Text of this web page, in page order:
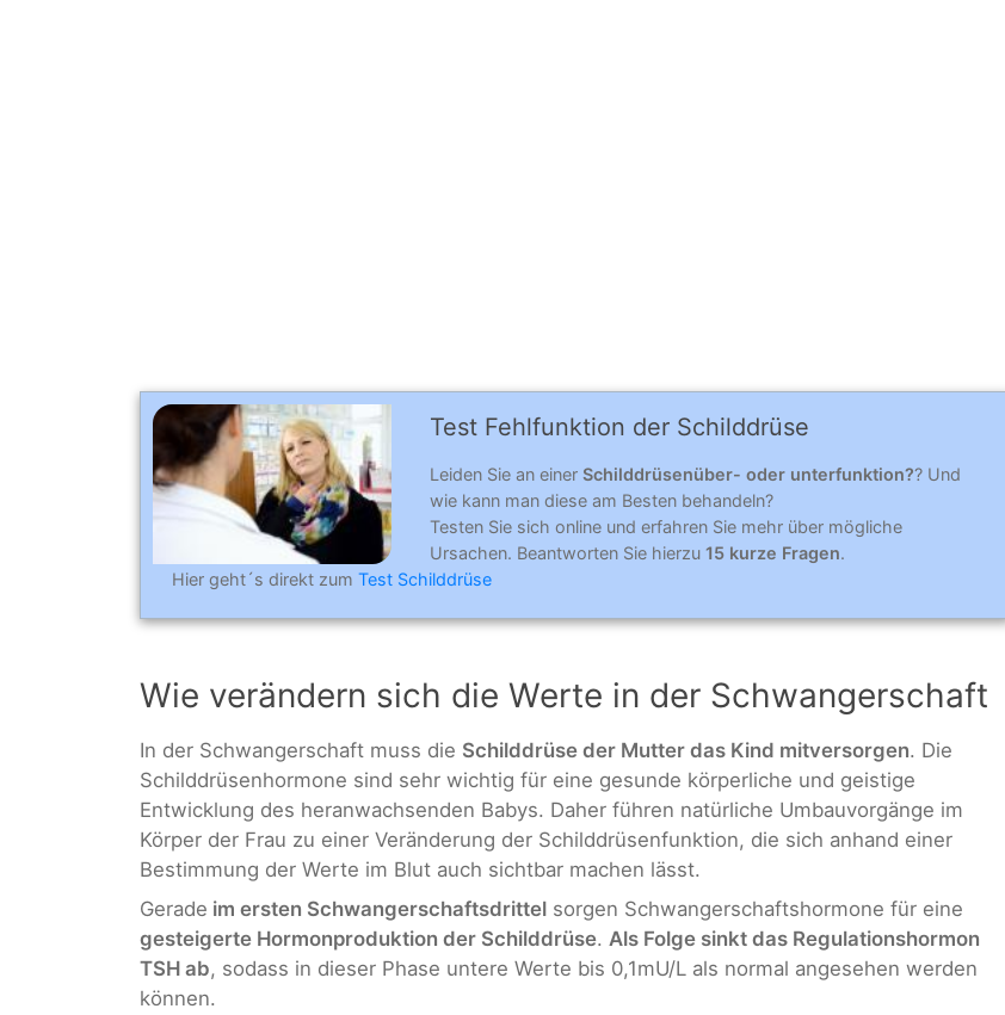
Test Fehlfunktion der Schilddrüse
Leiden Sie an einer Schilddrüsenüber- oder unterfunktion?? Und
wie kann man diese am Besten behandeln?
Testen Sie sich online und erfahren Sie mehr über mögliche
Ursachen. Beantworten Sie hierzu 15 kurze Fragen.
Hier geht´s direkt zum Test Schilddrüse
Wie verändern sich die Werte in der Schwangerschaft
In der Schwangerschaft muss die Schilddrüse der Mutter das Kind mitversorgen. Die
Schilddrüsenhormone sind sehr wichtig für eine gesunde körperliche und geistige
Entwicklung des heranwachsenden Babys. Daher führen natürliche Umbauvorgänge im
Körper der Frau zu einer Veränderung der Schilddrüsenfunktion, die sich anhand einer
Bestimmung der Werte im Blut auch sichtbar machen lässt.
Gerade im ersten Schwangerschaftsdrittel sorgen Schwangerschaftshormone für eine
gesteigerte Hormonproduktion der Schilddrüse. Als Folge sinkt das Regulationshormon
TSH ab, sodass in dieser Phase untere Werte bis 0,1mU/L als normal angesehen werden
können.